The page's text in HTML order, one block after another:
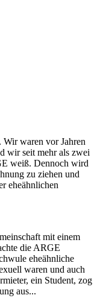
waren vor Jahren
wir seit mehr als zwei
weiß. Dennoch wird
zu ziehen und
eheähnlichen
mit einem
die ARGE
eheähnliche
waren und auch
ein Student, zog
aus...